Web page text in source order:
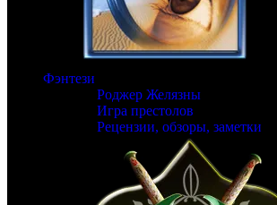
Фэнтези
Роджер Желязны
Игра престолов
Рецензии, обзоры, заметки